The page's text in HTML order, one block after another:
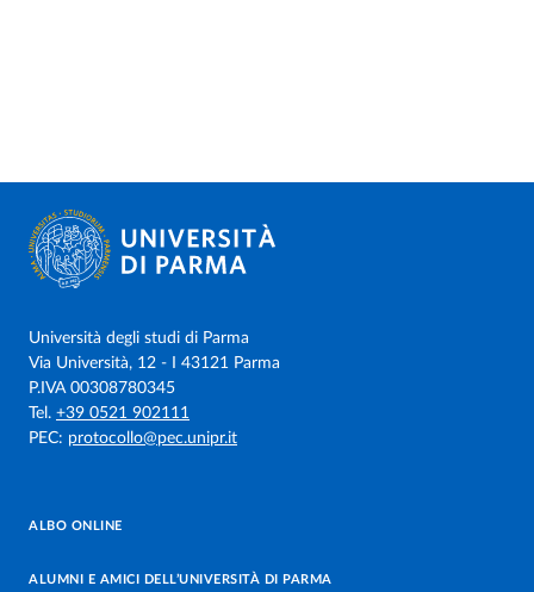
Università degli studi di Parma
Via Università, 12 - I 43121 Parma
P.IVA 00308780345
Tel. +39 0521 902111
PEC: protocollo@pec.unipr.it
ALBO ONLINE
ALUMNI E AMICI DELL’UNIVERSITÀ DI PARMA